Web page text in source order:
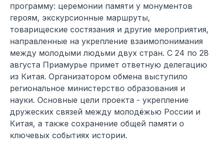
программу: церемонии памяти у монументов
героям, экскурсионные маршруты,
товарищеские состязания и другие мероприятия,
направленные на укрепление взаимопонимания
между молодыми людьми двух стран. С 24 по 28
августа Приамурье примет ответную делегацию
из Китая. Организатором обмена выступило
региональное министерство образования и
науки. Основные цели проекта - укрепление
дружеских связей между молодёжью России и
Китая, а также сохранение общей памяти о
ключевых событиях истории.